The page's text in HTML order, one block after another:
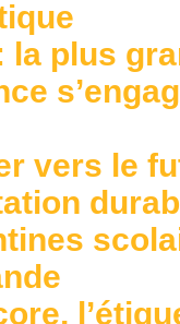
la plus
vers le